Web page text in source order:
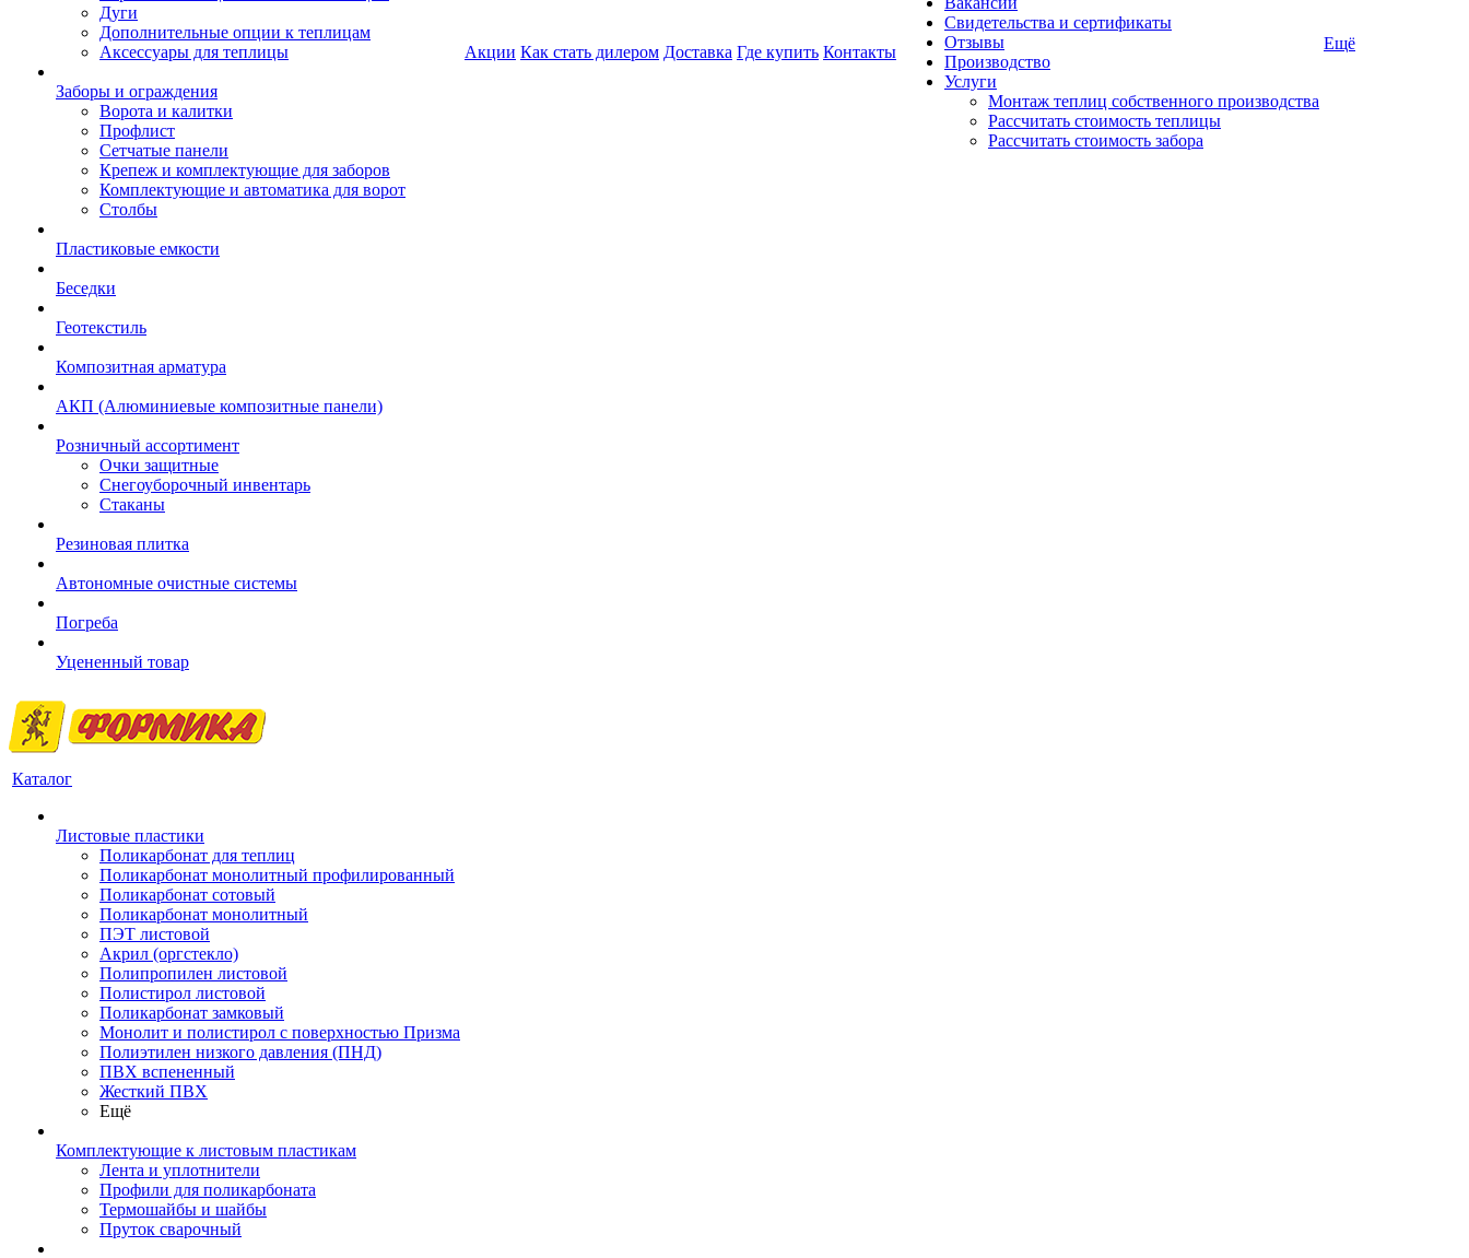
Дуги
Дополнительные опции к теплицам
Аксессуары для теплицы
Заборы и ограждения
Ворота и калитки
Профлист
Сетчатые панели
Крепеж и комплектующие для заборов
Комплектующие и автоматика для ворот
Столбы
Пластиковые емкости
Беседки
Геотекстиль
Композитная арматура
АКП (Алюминиевые композитные панели)
Розничный ассортимент
Очки защитные
Снегоуборочный инвентарь
Стаканы
Резиновая плитка
Автономные очистные системы
Погреба
Уцененный товар
Акции Как стать дилером Доставка Где купить Контакты
Свидетельства и сертификаты
Отзывы
Производство
Услуги
Монтаж теплиц собственного производства
Рассчитать стоимость теплицы
Рассчитать стоимость забора
Ещё
Каталог
Листовые пластики
Поликарбонат для теплиц
Поликарбонат монолитный профилированный
Поликарбонат сотовый
Поликарбонат монолитный
ПЭТ листовой
Акрил (оргстекло)
Полипропилен листовой
Полистирол листовой
Поликарбонат замковый
Монолит и полистирол с поверхностью Призма
Полиэтилен низкого давления (ПНД)
ПВХ вспененный
Жесткий ПВХ
Ещё
Комплектующие к листовым пластикам
Лента и уплотнители
Профили для поликарбоната
Термошайбы и шайбы
Пруток сварочный